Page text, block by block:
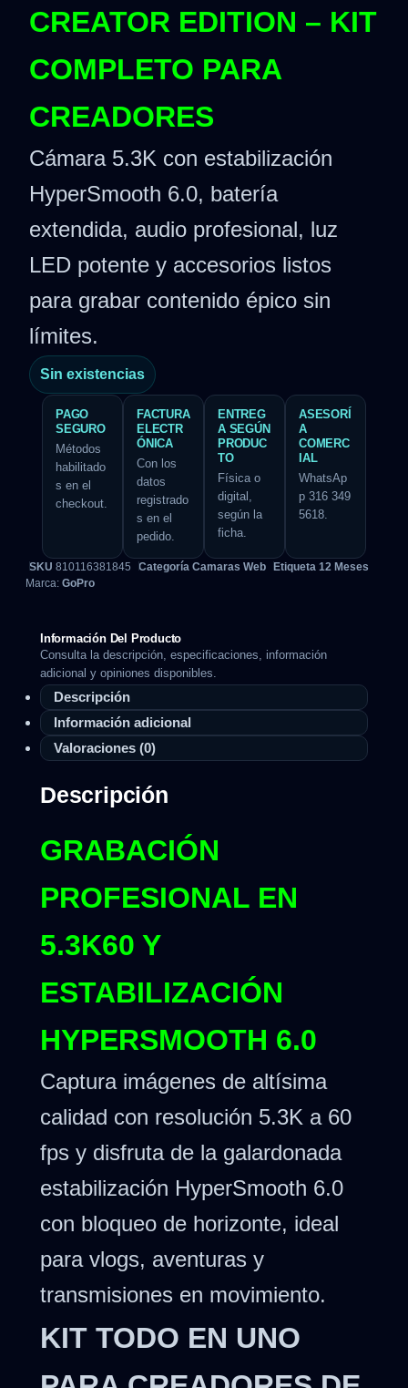
CREATOR EDITION – KIT
COMPLETO PARA
CREADORES
Cámara 5.3K con estabilización
HyperSmooth 6.0, batería
extendida, audio profesional, luz
LED potente y accesorios listos
para grabar contenido épico sin
límites.
Sin existencias
PAGO
SEGURO
Métodos
habilitado
s en el
checkout.
FACTURA
ELECTR
ÓNICA
Con los
datos
registrado
s en el
pedido.
ENTREG
A SEGÚN
PRODUC
TO
Física o
digital,
según la
ficha.
ASESORÍ
A
COMERC
IAL
WhatsAp
p 316 349
5618.
SKU 810116381845 Categoría Camaras Web Etiqueta 12 Meses
Marca: GoPro
Información Del Producto
Consulta la descripción, especificaciones, información
adicional y opiniones disponibles.
Descripción
Información adicional
Valoraciones (0)
Descripción
GRABACIÓN
PROFESIONAL EN
5.3K60 Y
ESTABILIZACIÓN
HYPERSMOOTH 6.0
Captura imágenes de altísima
calidad con resolución 5.3K a 60
fps y disfruta de la galardonada
estabilización HyperSmooth 6.0
con bloqueo de horizonte, ideal
para vlogs, aventuras y
transmisiones en movimiento.
KIT TODO EN UNO